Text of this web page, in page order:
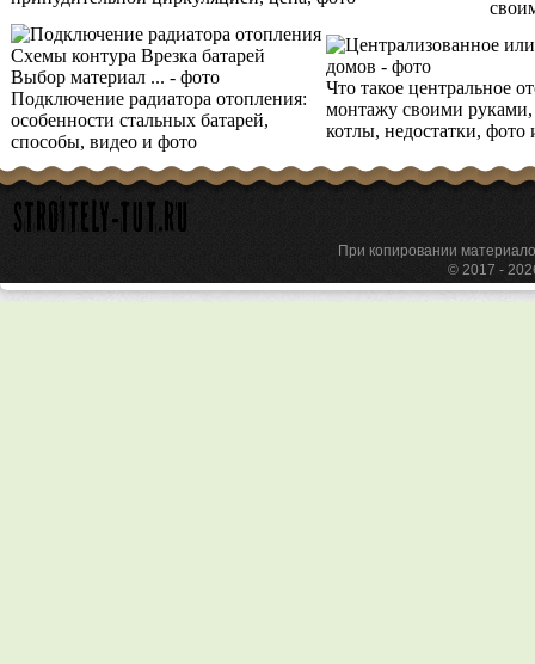
Подключение радиатора отопления:
особенности стальных батарей,
способы, видео и фото
Что такое центральное
монтажу своими
котлы, недостатки, фото
При копировании
© 2017 -